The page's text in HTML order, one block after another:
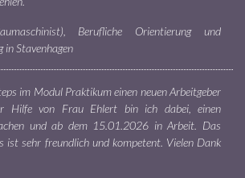
Berufliche Orientierung und
in Stavenhagen
im Modul Praktikum einen neuen Arbeitgeber
Hilfe von Frau Ehlert bin ich dabei, einen
und ab dem 15.01.2026 in Arbeit. Das
ist sehr freundlich und kompetent. Vielen Dank